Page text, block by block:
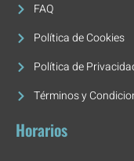
FAQ
Política de Cookies
Política de
Términos y
Horarios